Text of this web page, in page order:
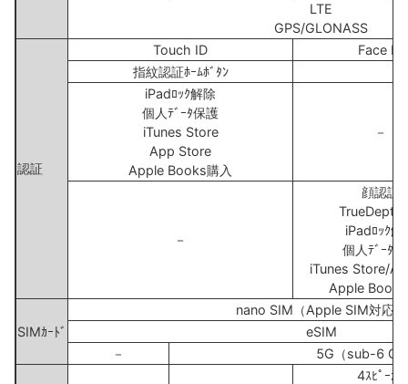
LTE
GPS/GLONASS
認証
Touch ID
Face ID
指紋認証ﾎｰﾑﾎﾞﾀﾝ
iPadﾛｯｸ解除
個人ﾃﾞｰﾀ保護
iTunes Store
App Store
Apple Books購入
－
－
顔認証
TrueDepth
iPadﾛｯｸ解
個人ﾃﾞｰﾀ
iTunes Store/
Apple
SIMｶｰﾄﾞ
nano SIM（Apple SIM対応）
eSIM
－
5G（sub-6
4ｽﾋﾟｰｶｰ